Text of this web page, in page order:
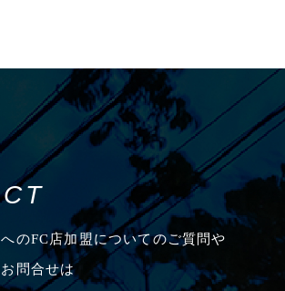
のFC店加盟についてのご質問や
問合せは